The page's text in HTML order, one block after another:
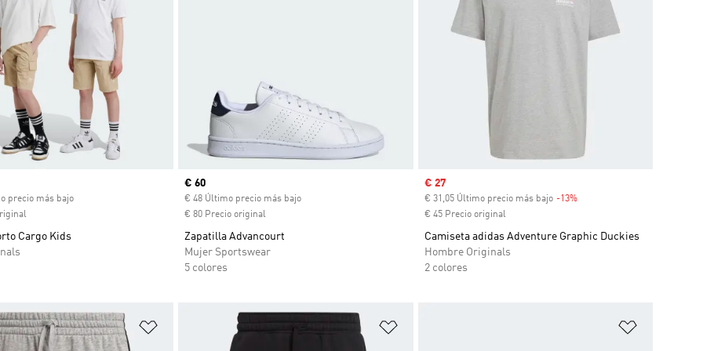
precio más bajo
Cargo Kids
Precio actual
€ 60
€ 48 Último precio más bajo
€ 80 Precio original
Zapatilla Advancourt
Mujer Sportswear
5 colores
Precio de venta
€ 27
€ 31,05 Último precio más bajo -13%Descuento
€ 45 Precio original
Camiseta adidas Adventure Graphic Duckies
Hombre Originals
2 colores
de deseos Añadir a la lista de deseos